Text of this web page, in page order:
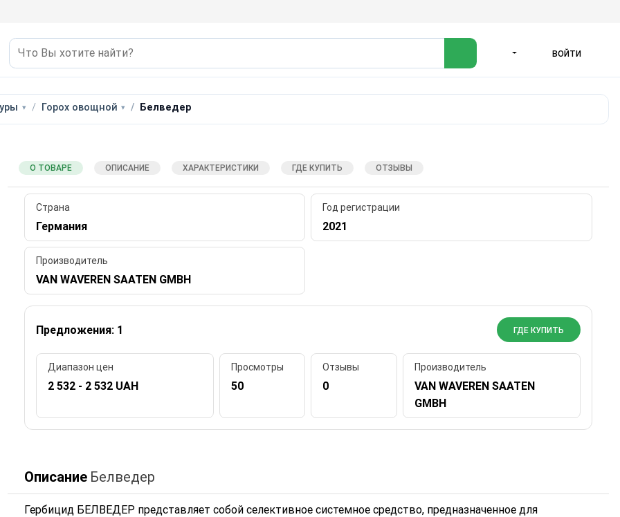
ВОЙТИ
Горох овощной Белведер
О ТОВАРЕ ОПИСАНИЕ ХАРАКТЕРИСТИКИ ГДЕ КУПИТЬ ОТЗЫВЫ
Страна
Германия
Год регистрации
2021
Производитель
VAN WAVEREN SAATEN GMBH
Предложения: 1 ГДЕ КУПИТЬ
Диапазон цен
2 532 - 2 532 UAH
Просмотры
50
Отзывы
0
Производитель
VAN WAVEREN SAATEN
GMBH
Описание Белведер
Гербицид БЕЛВЕДЕР представляет собой селективное системное средство, предназначенное для